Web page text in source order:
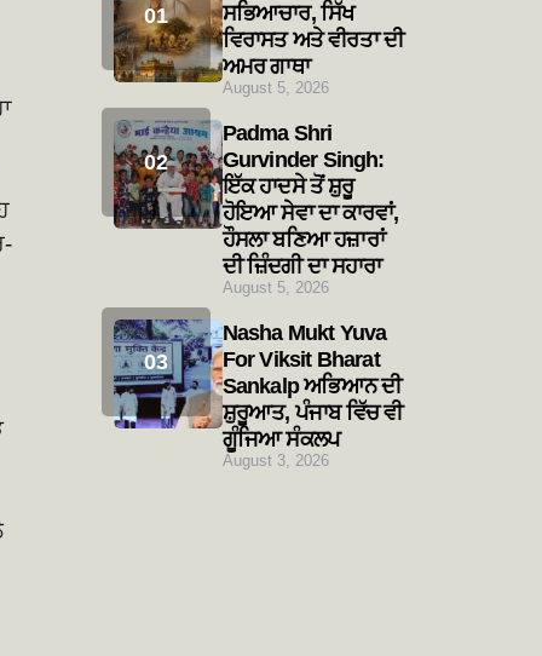
ਸਭਿਆਚਾਰ, ਸਿੱਖ
ਵਿਰਾਸਤ ਅਤੇ ਵੀਰਤਾ ਦੀ
ਅਮਰ ਗਾਥਾ
August 5, 2026
Padma Shri
Gurvinder Singh:
ਇੱਕ ਹਾਦਸੇ ਤੋਂ ਸ਼ੁਰੂ
ਹੋਇਆ ਸੇਵਾ ਦਾ ਕਾਰਵਾਂ,
ਹੌਸਲਾ ਬਣਿਆ ਹਜ਼ਾਰਾਂ
ਦੀ ਜ਼ਿੰਦਗੀ ਦਾ ਸਹਾਰਾ
August 5, 2026
Nasha Mukt Yuva
For Viksit Bharat
Sankalp ਅਭਿਆਨ ਦੀ
ਸ਼ੁਰੂਆਤ, ਪੰਜਾਬ ਵਿੱਚ ਵੀ
ਗੂੰਜਿਆ ਸੰਕਲਪ
August 3, 2026